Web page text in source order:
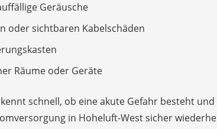
Geräusche
oder sichtbaren Kabelschäden
Räume oder Geräte
schnell, ob eine akute Gefahr besteht
in Hoheluft-West sicher